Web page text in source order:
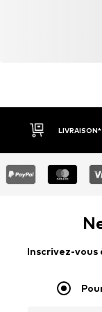
Inscrivez-